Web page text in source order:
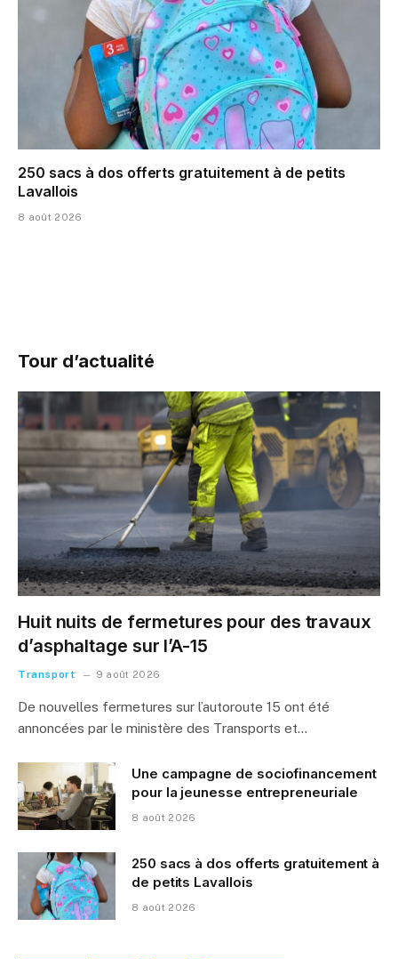
250 sacs à dos offerts gratuitement à de petits
Lavallois
8 août 2026
Tour d’actualité
Huit nuits de fermetures pour des travaux
d’asphaltage sur l’A-15
Transport 9 août 2026
De nouvelles fermetures sur l’autoroute 15 ont été
annoncées par le ministère des Transports et…
Une campagne de sociofinancement
pour la jeunesse entrepreneuriale
8 août 2026
250 sacs à dos offerts gratuitement à
de petits Lavallois
8 août 2026